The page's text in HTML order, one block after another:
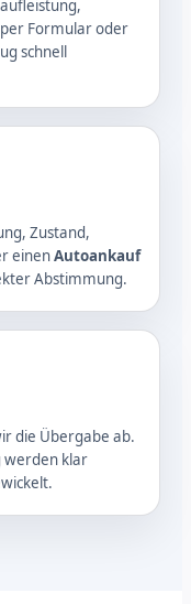
Formular oder
schnell
Zustand,
einenAutoankauf
Abstimmung.
die Übergabe ab.
werden klar